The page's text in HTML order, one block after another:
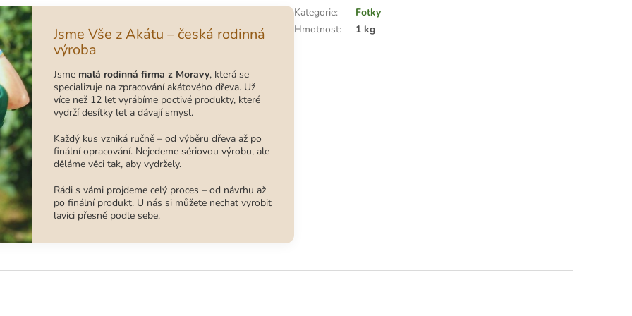
Jsme Vše z Akátu – česká rodinná
výroba
Jsme malá rodinná firma z Moravy, která se
specializuje na zpracování akátového dřeva. Už
více než 12 let vyrábíme poctivé produkty, které
vydrží desítky let a dávají smysl.
Každý kus vzniká ručně – od výběru dřeva až po
finální opracování. Nejedeme sériovou výrobu, ale
děláme věci tak, aby vydržely.
Rádi s vámi projdeme celý proces – od návrhu až
po finální produkt. U nás si můžete nechat vyrobit
lavici přesně podle sebe.
Kategorie:
Fotky
Hmotnost: 1 kg